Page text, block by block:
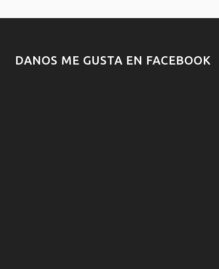
DANOS ME GUSTA EN FACEBOOK